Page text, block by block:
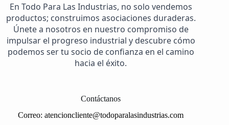
En Todo Para Las Industrias, no solo vendemos
productos; construimos asociaciones duraderas.
Únete a nosotros en nuestro compromiso de
impulsar el progreso industrial y descubre cómo
podemos ser tu socio de confianza en el camino
hacia el éxito.
Contáctanos
Correo:atencioncliente@todoparalasindustrias.com